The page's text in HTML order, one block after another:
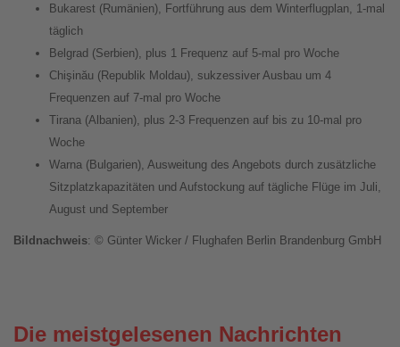
Bukarest (Rumänien), Fortführung aus dem Winterflugplan, 1-mal
täglich
Belgrad (Serbien), plus 1 Frequenz auf 5-mal pro Woche
Chişinău (Republik Moldau), sukzessiver Ausbau um 4
Frequenzen auf 7-mal pro Woche
Tirana (Albanien), plus 2-3 Frequenzen auf bis zu 10-mal pro
Woche
Warna (Bulgarien), Ausweitung des Angebots durch zusätzliche
Sitzplatzkapazitäten und Aufstockung auf tägliche Flüge im Juli,
August und September
Bildnachweis: © Günter Wicker / Flughafen Berlin Brandenburg GmbH
Die meistgelesenen Nachrichten